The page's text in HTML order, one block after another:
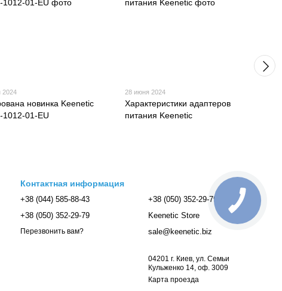
2024
новинка Keenetic
1012-01-EU
28 июня 2024
Характеристики адаптеров
питания Keenetic
Контактная информация
+38 (044) 585-88-43
+38 (050) 352-29-79
Перезвонить вам?
+38 (050) 352-29-79
Keenetic Store
sale@keenetic.biz
04201 г. Киев, ул. Семьи
Кульженко 14, оф. 3009
Карта проезда